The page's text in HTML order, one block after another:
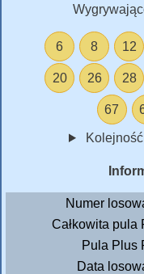
6 8 12
20 26 28
67
Numer
Całkowita pula
Pula Plus
Data